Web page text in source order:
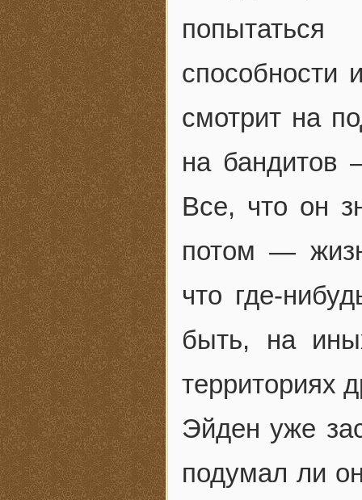
способности
смотрит на
на бандитов
Все, что он
потом —
что где-
быть, на
территориях
Эйден уже
подумал ли